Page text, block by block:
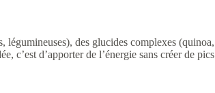
légumineuses), des glucides complexes (quinoa,
c’est d’apporter de l’énergie sans créer de pics